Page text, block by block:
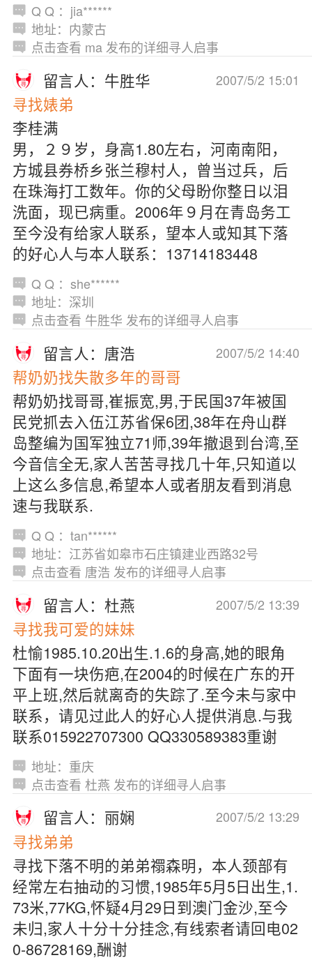
Q Q ：jia******
地址：内蒙古
点击查看 ma 发布的详细寻人启事
2007/5/2 15:01
留言人：牛胜华
寻找婊弟
李桂满
男，２９岁，身高1.80左右，河南南阳，
方城县券桥乡张兰穆村人，曾当过兵，后
在珠海打工数年。你的父母盼你整日以泪
洗面，现已病重。2006年９月在青岛务工
至今没有给家人联系，望本人或知其下落
的好心人与本人联系：13714183448
Q Q ：she******
地址：深圳
点击查看 牛胜华 发布的详细寻人启事
2007/5/2 14:40
留言人：唐浩
帮奶奶找失散多年的哥哥
帮奶奶找哥哥,崔振宽,男,于民国37年被国
民党抓去入伍江苏省保6团,38年在舟山群
岛整编为国军独立71师,39年撤退到台湾,至
今音信全无,家人苦苦寻找几十年,只知道以
上这么多信息,希望本人或者朋友看到消息
速与我联系.
Q Q ：tan******
地址：江苏省如皋市石庄镇建业西路32号
点击查看 唐浩 发布的详细寻人启事
2007/5/2 13:39
留言人：杜燕
寻找我可爱的妹妹
杜愉1985.10.20出生.1.6的身高,她的眼角
下面有一块伤疤,在2004的时候在广东的开
平上班,然后就离奇的失踪了.至今未与家中
联系，请见过此人的好心人提供消息.与我
联系015922707300 QQ330589383重谢
地址：重庆
点击查看 杜燕 发布的详细寻人启事
2007/5/2 13:29
留言人：丽娴
寻找弟弟
寻找下落不明的弟弟禤森明，本人颈部有
经常左右抽动的习惯,1985年5月5日出生,1.
73米,77KG,怀疑4月29日到澳门金沙,至今
未归,家人十分十分挂念,有线索者请回电02
0-86728169,酬谢